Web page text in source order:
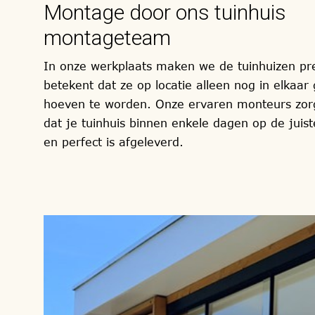
Montage door ons tuinhuis
montageteam
In onze werkplaats maken we de tuinhuizen
betekent dat ze op locatie alleen nog in elkaar
hoeven te worden. Onze ervaren monteurs
dat je tuinhuis binnen enkele dagen op de
en perfect is afgeleverd.